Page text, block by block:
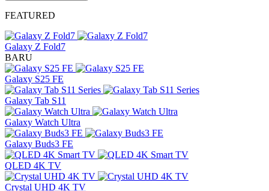
FEATURED
Galaxy Z Fold7
BARU
Galaxy S25 FE
Galaxy Tab S11
Galaxy Watch Ultra
Galaxy Buds3 FE
QLED 4K TV
Crystal UHD 4K TV